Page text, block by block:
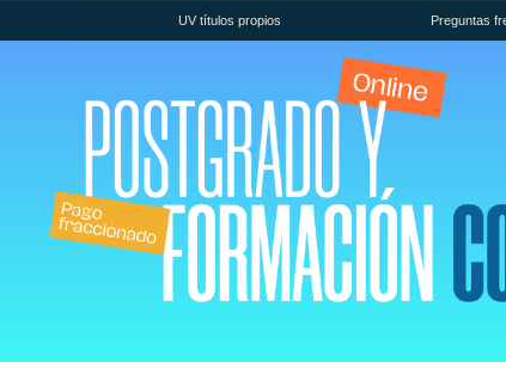
UV títulos propios Preguntas